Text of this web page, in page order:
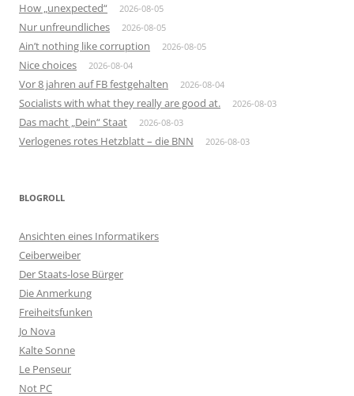
How „unexpected“ 2026-08-05
Nur unfreundliches 2026-08-05
Ain’t nothing like corruption 2026-08-05
Nice choices 2026-08-04
Vor 8 jahren auf FB festgehalten 2026-08-04
Socialists with what they really are good at. 2026-08-03
Das macht „Dein“ Staat 2026-08-03
Verlogenes rotes Hetzblatt – die BNN 2026-08-03
BLOGROLL
Ansichten eines Informatikers
Ceiberweiber
Der Staats-lose Bürger
Die Anmerkung
Freiheitsfunken
Jo Nova
Kalte Sonne
Le Penseur
Not PC